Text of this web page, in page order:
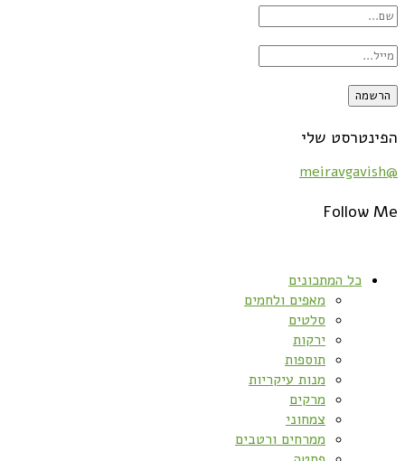
הפינטרסט שלי
@meiravgavish
Follow Me
כל המתכונים
מאפים ולחמים
סלטים
ירקות
תוספות
מנות עיקריות
מרקים
צמחוני
ממרחים ורטבים